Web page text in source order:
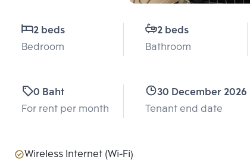
2 beds
Bedroom
2 beds
Bathroom
0 Baht
For rent per month
30 December 2026
Tenant end date
Wireless Internet (Wi-Fi)